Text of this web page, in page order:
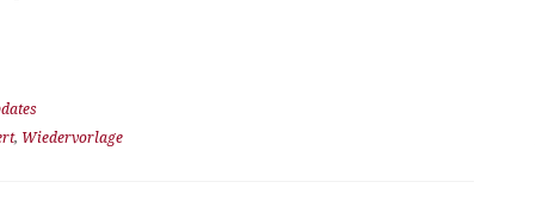
, Wiedervorlage